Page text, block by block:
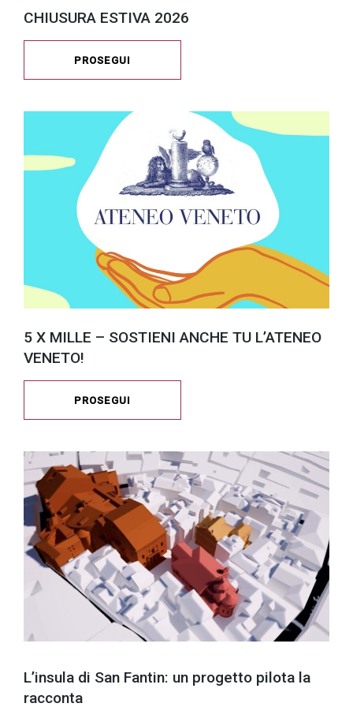
CHIUSURA ESTIVA 2026
PROSEGUI
5 X MILLE – SOSTIENI ANCHE TU L’ATENEO
VENETO!
PROSEGUI
L’insula di San Fantin: un progetto pilota la
racconta